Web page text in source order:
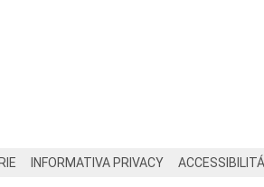
INFORMATIVA PRIVACY ACCESSIBILITÁ